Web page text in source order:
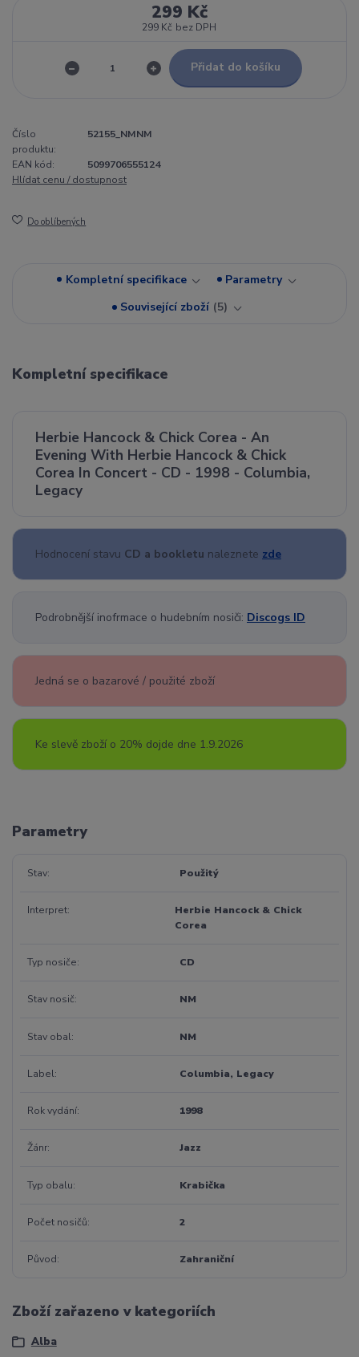
299 Kč
299 Kč bez DPH
Přidat do košíku
Číslo
produktu:
52155_NMNM
EAN kód:
5099706555124
Hlídat cenu / dostupnost
Do oblíbených
Kompletní specifikace
Parametry
Související zboží 5
Kompletní specifikace
Herbie Hancock & Chick Corea - An
Evening With Herbie Hancock & Chick
Corea In Concert - CD - 1998 - Columbia,
Legacy
Hodnocení stavu CD a bookletu naleznete zde
Podrobnější inofrmace o hudebním nosiči: Discogs ID
Jedná se o bazarové / použité zboží
Ke slevě zboží o 20% dojde dne 1.9.2026
Parametry
Stav Použitý
Interpret
Herbie Hancock & Chick
Corea
Typ nosiče CD
Stav nosič NM
Stav obal NM
Label Columbia, Legacy
Rok vydání 1998
Žánr Jazz
Typ obalu Krabička
Počet nosičů 2
Původ Zahraniční
Zboží zařazeno v kategoriích
Alba